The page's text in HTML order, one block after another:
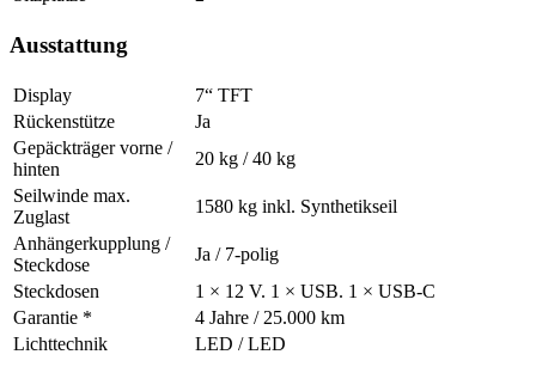
Ausstattung
Display
7“ TFT
Rückenstütze
Ja
Gepäckträger vorne /
hinten
20 kg / 40 kg
Seilwinde max.
Zuglast
1580 kg inkl. Synthetikseil
Anhängerkupplung /
Steckdose
Ja / 7-polig
Steckdosen
1 × 12 V. 1 × USB. 1 × USB-C
Garantie *
4 Jahre / 25.000 km
Lichttechnik
LED / LED